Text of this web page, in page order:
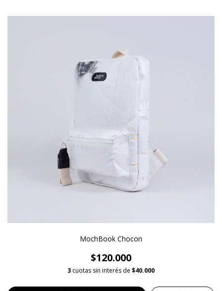
MochBook Chocon
$120.000
3 cuotas sin interés de $40.000